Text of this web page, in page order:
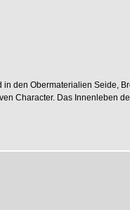
den Obermaterialien Seide,
Character. Das Innenleben